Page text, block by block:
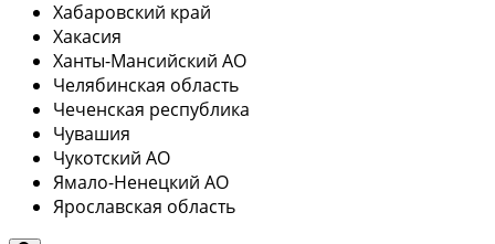
Хабаровский край
Хакасия
Ханты-Мансийский АО
Челябинская область
Чеченская республика
Чувашия
Чукотский АО
Ямало-Ненецкий АО
Ярославская область